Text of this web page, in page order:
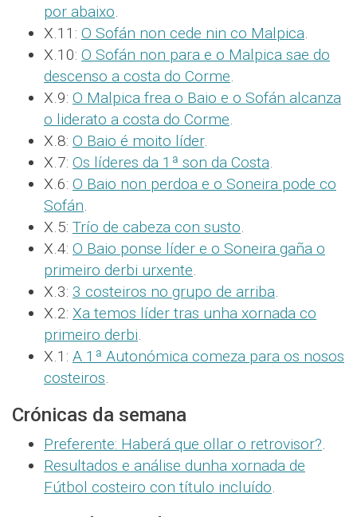
por abaixo.
X.11: O Sofán non cede nin co Malpica.
X.10: O Sofán non para e o Malpica sae do
descenso a costa do Corme.
X.9: O Malpica frea o Baio e o Sofán alcanza
o liderato a costa do Corme.
X.8: O Baio é moito líder.
X.7: Os líderes da 1ª son da Costa.
X.6: O Baio non perdoa e o Soneira pode co
Sofán.
X.5: Trío de cabeza con susto.
X.4: O Baio ponse líder e o Soneira gaña o
primeiro derbi urxente.
X.3: 3 costeiros no grupo de arriba.
X.2: Xa temos líder tras unha xornada co
primeiro derbi.
X.1: A 1ª Autonómica comeza para os nosos
costeiros.
Crónicas da semana
Preferente: Haberá que ollar o retrovisor?.
Resultados e análise dunha xornada de
Fútbol costeiro con título incluído.